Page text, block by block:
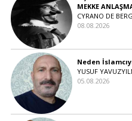
MEKKE
CYRANO DE
08.08.2026
Neden
YUSUF
05.08.2026